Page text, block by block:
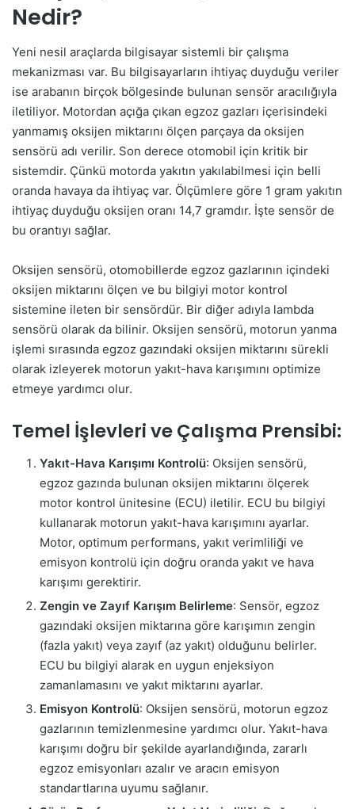
Nedir?
Yeni nesil araçlarda bilgisayar sistemli bir çalışma
mekanizması var. Bu bilgisayarların ihtiyaç duyduğu veriler
ise arabanın birçok bölgesinde bulunan sensör aracılığıyla
iletiliyor. Motordan açığa çıkan egzoz gazları içerisindeki
yanmamış oksijen miktarını ölçen parçaya da oksijen
sensörü adı verilir. Son derece otomobil için kritik bir
sistemdir. Çünkü motorda yakıtın yakılabilmesi için belli
oranda havaya da ihtiyaç var. Ölçümlere göre 1 gram yakıtın
ihtiyaç duyduğu oksijen oranı 14,7 gramdır. İşte sensör de
bu orantıyı sağlar.
Oksijen sensörü, otomobillerde egzoz gazlarının içindeki
oksijen miktarını ölçen ve bu bilgiyi motor kontrol
sistemine ileten bir sensördür. Bir diğer adıyla lambda
sensörü olarak da bilinir. Oksijen sensörü, motorun yanma
işlemi sırasında egzoz gazındaki oksijen miktarını sürekli
olarak izleyerek motorun yakıt-hava karışımını optimize
etmeye yardımcı olur.
Temel İşlevleri ve Çalışma Prensibi:
Yakıt-Hava Karışımı Kontrolü: Oksijen sensörü,
egzoz gazında bulunan oksijen miktarını ölçerek
motor kontrol ünitesine (ECU) iletilir. ECU bu bilgiyi
kullanarak motorun yakıt-hava karışımını ayarlar.
Motor, optimum performans, yakıt verimliliği ve
emisyon kontrolü için doğru oranda yakıt ve hava
karışımı gerektirir.
Zengin ve Zayıf Karışım Belirleme: Sensör, egzoz
gazındaki oksijen miktarına göre karışımın zengin
(fazla yakıt) veya zayıf (az yakıt) olduğunu belirler.
ECU bu bilgiyi alarak en uygun enjeksiyon
zamanlamasını ve yakıt miktarını ayarlar.
Emisyon Kontrolü: Oksijen sensörü, motorun egzoz
gazlarının temizlenmesine yardımcı olur. Yakıt-hava
karışımı doğru bir şekilde ayarlandığında, zararlı
egzoz emisyonları azalır ve aracın emisyon
standartlarına uyumu sağlanır.